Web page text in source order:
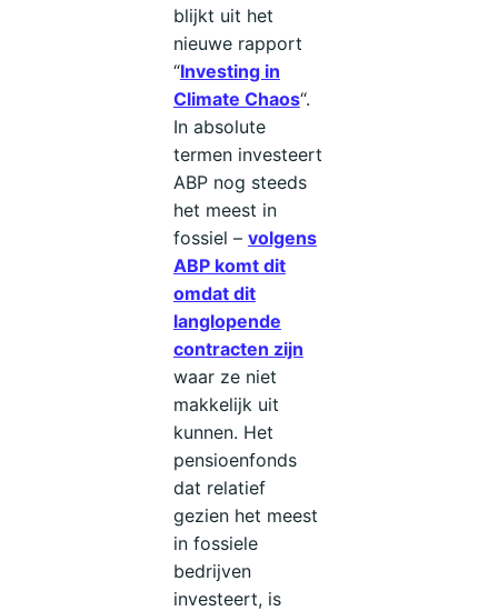
blijkt uit het
nieuwe rapport
“Investing in
Climate Chaos“.
In absolute
termen investeert
ABP nog steeds
het meest in
fossiel – volgens
ABP komt dit
omdat dit
langlopende
contracten zijn
waar ze niet
makkelijk uit
kunnen. Het
pensioenfonds
dat relatief
gezien het meest
in fossiele
bedrijven
investeert, is